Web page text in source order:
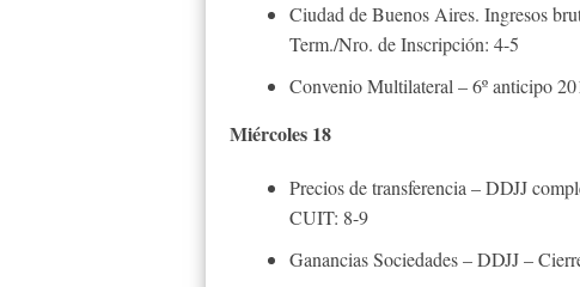
Ciudad de Buenos Aires. Ingresos
Term./Nro. de Inscripción: 4-5
Convenio Multilateral – 6º anticipo
Miércoles 18
Precios de transferencia – DDJJ
CUIT: 8-9
Ganancias Sociedades – DDJJ –